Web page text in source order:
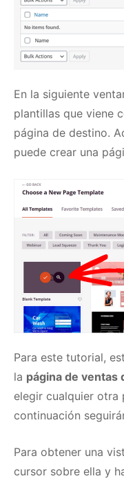
En la siguiente
plantillas que viene
página de destino.
puede crear una
Para este tutorial,
la página de ventas
elegir cualquier otra
continuación
Para obtener una
cursor sobre ella y